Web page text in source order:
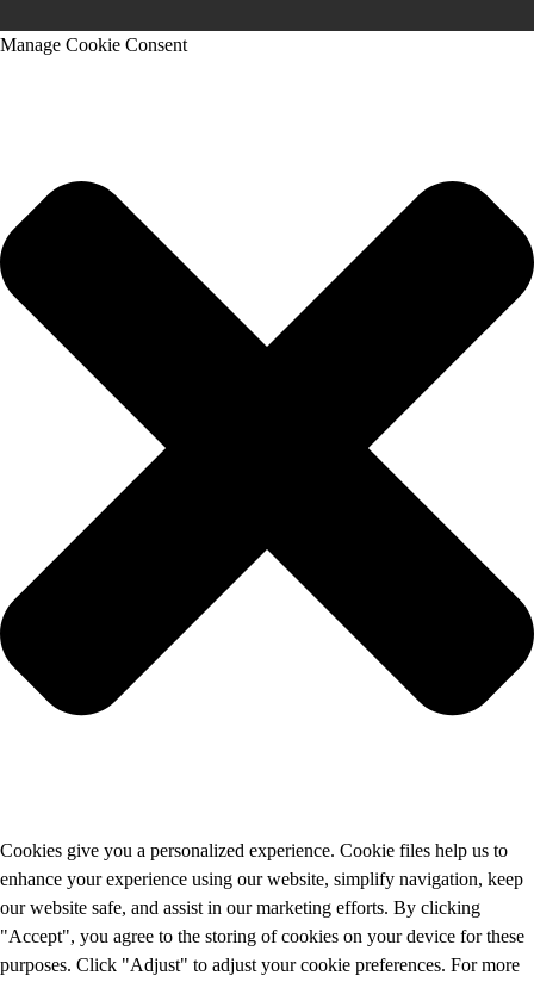
Manage Cookie Consent
Cookies give you a personalized experience. Cookie files help us to
enhance your experience using our website, simplify navigation, keep
our website safe, and assist in our marketing efforts. By clicking
"Accept", you agree to the storing of cookies on your device for these
purposes. Click "Adjust" to adjust your cookie preferences. For more